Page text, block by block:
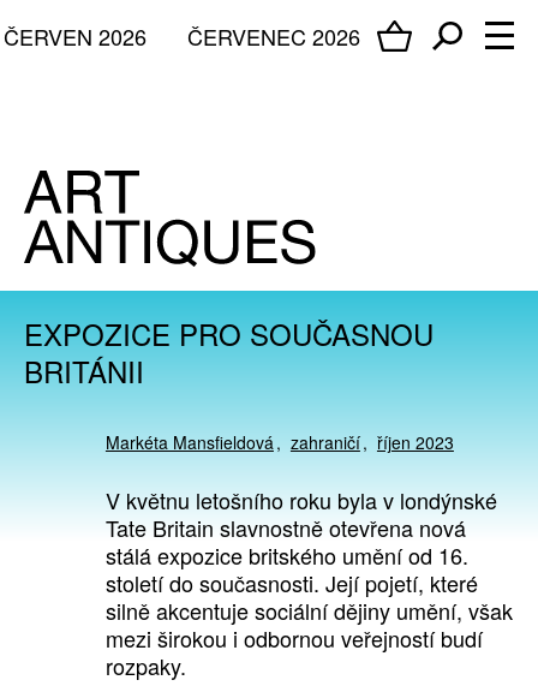
ČERVENEC 2026
ČERVEN 2026
EXPOZICE PRO SOUČASNOU
BRITÁNII
Markéta Mansfieldová zahraničí říjen 2023
V květnu letošního roku byla v londýnské
Tate Britain slavnostně otevřena nová
stálá expozice britského umění od 16.
století do současnosti. Její pojetí, které
silně akcentuje sociální dějiny umění, však
mezi širokou i odbornou veřejností budí
rozpaky.